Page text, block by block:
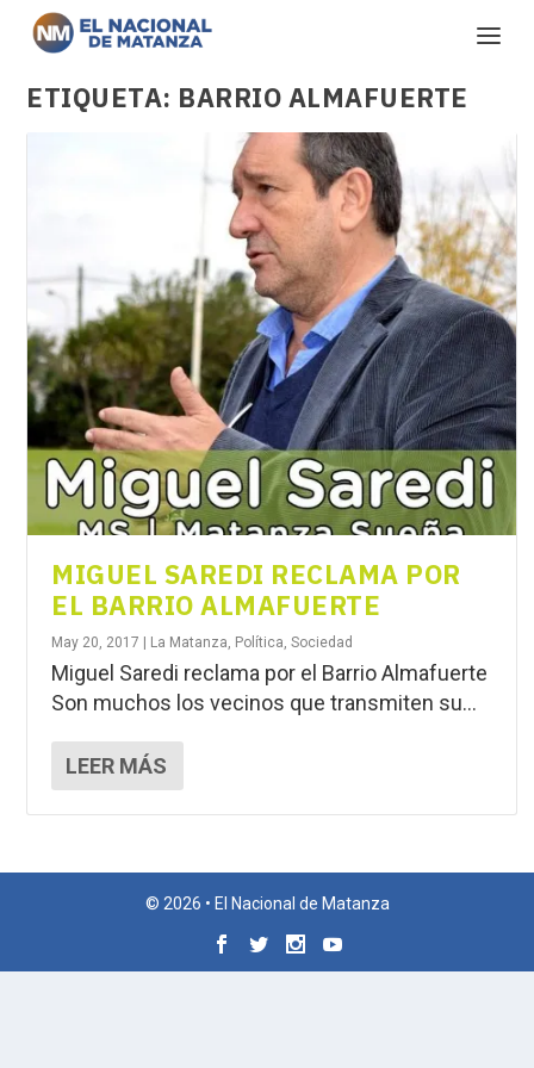
ETIQUETA: BARRIO ALMAFUERTE
MIGUEL SAREDI RECLAMA POR
EL BARRIO ALMAFUERTE
May 20, 2017 La Matanza, Política,Sociedad
Miguel Saredi reclama por el Barrio Almafuerte
Son muchos los vecinos que transmiten su...
LEER MÁS
© 2026 • El Nacional de Matanza